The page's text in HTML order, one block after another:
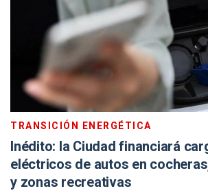
TRANSICIÓN ENERGÉTICA
Inédito: la Ciudad financiará
eléctricos de autos en
y zonas recreativas